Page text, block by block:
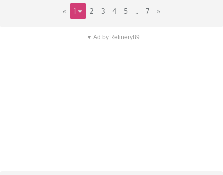
« 1 2 3 4 5 7 »
▼ Ad by Refinery89